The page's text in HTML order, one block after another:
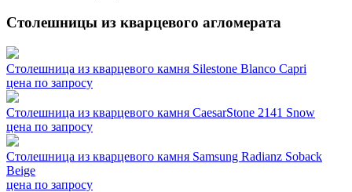
Столешницы из кварцевого агломерата
Столешница из кварцевого камня Silestone Blanco Capri
цена по запросу
Столешница из кварцевого камня CaesarStone 2141 Snow
цена по запросу
Столешница из кварцевого камня Samsung Radianz Soback
Beige
цена по запросу